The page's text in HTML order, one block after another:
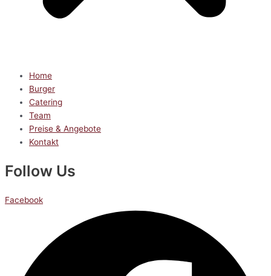
Home
Burger
Catering
Team
Preise & Angebote
Kontakt
Follow Us
Facebook